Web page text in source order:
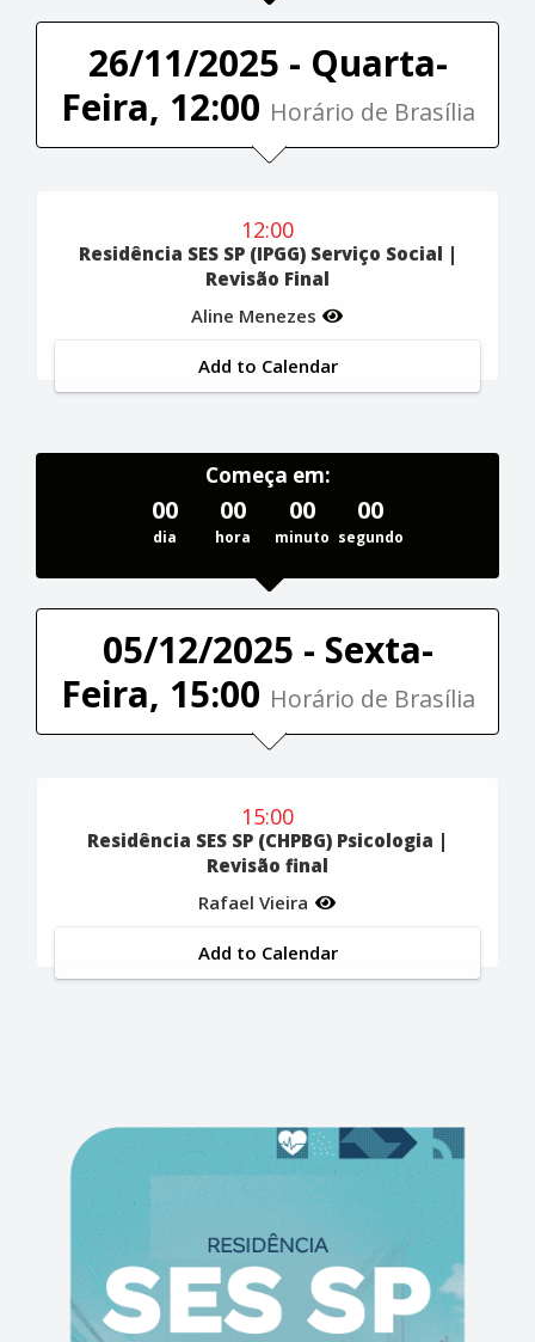
26/11/2025 - Quarta-
Feira, 12:00 Horário de Brasília
12:00
Residência SES SP (IPGG) Serviço Social |
Revisão Final
Aline Menezes
Add to Calendar
Começa em:
00
dia
00
hora
00
minuto
00
segundo
05/12/2025 - Sexta-
Feira, 15:00 Horário de Brasília
15:00
Residência SES SP (CHPBG) Psicologia |
Revisão final
Rafael Vieira
Add to Calendar